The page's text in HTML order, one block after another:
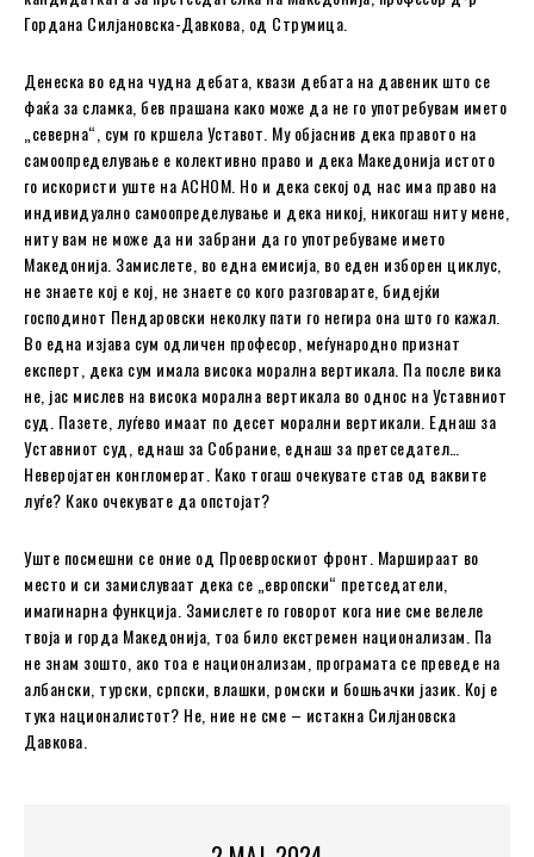
Гордана Силјановска-Давкова, од Струмица.
Денеска во една чудна дебата, квази дебата на давеник што се
фаќа за сламка, бев прашана како може да не го употребувам името
„северна“, сум го кршела Уставот. Му објаснив дека правото на
самоопределување е колективно право и дека Македонија истото
го искористи уште на АСНОМ. Но и дека секој од нас има право на
индивидуално самоопределување и дека никој, никогаш ниту мене,
ниту вам не може да ни забрани да го употребуваме името
Македонија. Замислете, во една емисија, во еден изборен циклус,
не знаете кој е кој, не знаете со кого разговарате, бидејќи
господинот Пендаровски неколку пати го негира она што го кажал.
Во една изјава сум одличен професор, меѓународно признат
експерт, дека сум имала висока морална вертикала. Па после вика
не, јас мислев на висока морална вертикала во однос на Уставниот
суд. Пазете, луѓево имаат по десет морални вертикали. Еднаш за
Уставниот суд, еднаш за Собрание, еднаш за претседател…
Неверојатен конгломерат. Како тогаш очекувате став од ваквите
луѓе? Како очекувате да опстојат?
Уште посмешни се оние од Проевроскиот фронт. Маршираат во
место и си замислуваат дека се „европски“ претседатели,
имагинарна функција. Замислете го говорот кога ние сме велеле
твоја и горда Македонија, тоа било екстремен национализам. Па
не знам зошто, ако тоа е национализам, програмата се преведе на
албански, турски, српски, влашки, ромски и бошњачки јазик. Кој е
тука националистот? Не, ние не сме – истакна Силјановска
Давкова.